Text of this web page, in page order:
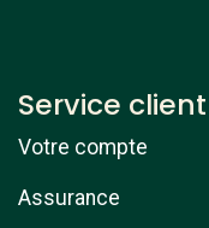
Service client
Votre compte
Assurance